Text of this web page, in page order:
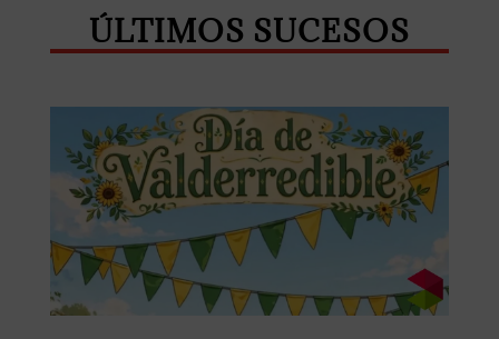
ÚLTIMOS SUCESOS